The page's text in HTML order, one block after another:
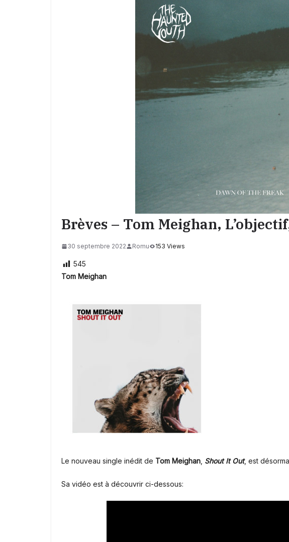
Brèves – Tom Meighan,
30 septembre 2022 Romu 153 Views
545
Tom Meighan
Le nouveau single inédit de Tom Meighan Shout It Out, est
Sa vidéo est à découvrir ci-dessous: